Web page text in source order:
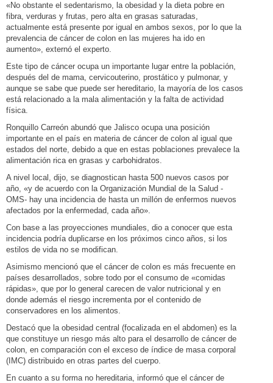
«No obstante el sedentarismo, la obesidad y la dieta pobre en
fibra, verduras y frutas, pero alta en grasas saturadas,
actualmente está presente por igual en ambos sexos, por lo que la
prevalencia de cáncer de colon en las mujeres ha ido en
aumento», externó el experto.
Este tipo de cáncer ocupa un importante lugar entre la población,
después del de mama, cervicouterino, prostático y pulmonar, y
aunque se sabe que puede ser hereditario, la mayoría de los casos
está relacionado a la mala alimentación y la falta de actividad
física.
Ronquillo Carreón abundó que Jalisco ocupa una posición
importante en el país en materia de cáncer de colon al igual que
estados del norte, debido a que en estas poblaciones prevalece la
alimentación rica en grasas y carbohidratos.
A nivel local, dijo, se diagnostican hasta 500 nuevos casos por
año, «y de acuerdo con la Organización Mundial de la Salud -
OMS- hay una incidencia de hasta un millón de enfermos nuevos
afectados por la enfermedad, cada año».
Con base a las proyecciones mundiales, dio a conocer que esta
incidencia podría duplicarse en los próximos cinco años, si los
estilos de vida no se modifican.
Asimismo mencionó que el cáncer de colon es más frecuente en
países desarrollados, sobre todo por el consumo de «comidas
rápidas», que por lo general carecen de valor nutricional y en
donde además el riesgo incrementa por el contenido de
conservadores en los alimentos.
Destacó que la obesidad central (focalizada en el abdomen) es la
que constituye un riesgo más alto para el desarrollo de cáncer de
colon, en comparación con el exceso de índice de masa corporal
(IMC) distribuido en otras partes del cuerpo.
En cuanto a su forma no hereditaria, informó que el cáncer de